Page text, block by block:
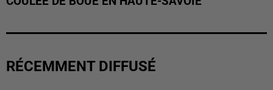
RÉCEMMENT DIFFUSÉ